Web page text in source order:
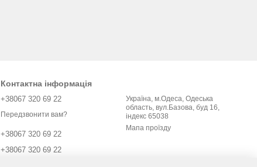
Контактна інформація
+38067 320 69 22
Передзвонити вам?
+38067 320 69 22
+38067 320 69 22
Україна, м.Одеса, Одеська
область, вул.Базова, буд 16,
індекс 65038
Мапа проїзду